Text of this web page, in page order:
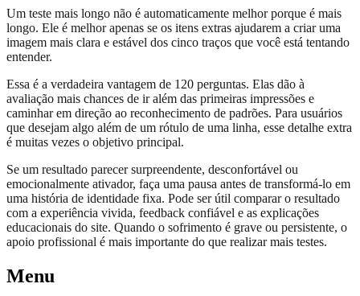
Um teste mais longo não é automaticamente melhor porque é mais
longo. Ele é melhor apenas se os itens extras ajudarem a criar uma
imagem mais clara e estável dos cinco traços que você está tentando
entender.
Essa é a verdadeira vantagem de 120 perguntas. Elas dão à
avaliação mais chances de ir além das primeiras impressões e
caminhar em direção ao reconhecimento de padrões. Para usuários
que desejam algo além de um rótulo de uma linha, esse detalhe extra
é muitas vezes o objetivo principal.
Se um resultado parecer surpreendente, desconfortável ou
emocionalmente ativador, faça uma pausa antes de transformá-lo em
uma história de identidade fixa. Pode ser útil comparar o resultado
com a experiência vivida, feedback confiável e as explicações
educacionais do site. Quando o sofrimento é grave ou persistente, o
apoio profissional é mais importante do que realizar mais testes.
Menu